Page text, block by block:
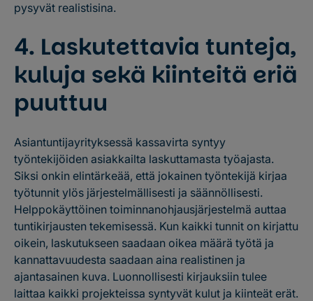
pysyvät realistisina.
4. Laskutettavia tunteja,
kuluja sekä kiinteitä eriä
puuttuu
Asiantuntijayrityksessä kassavirta syntyy
työntekijöiden asiakkailta laskuttamasta työajasta.
Siksi onkin elintärkeää, että jokainen työntekijä kirjaa
työtunnit ylös järjestelmällisesti ja säännöllisesti.
Helppokäyttöinen toiminnanohjausjärjestelmä auttaa
tuntikirjausten tekemisessä. Kun kaikki tunnit on kirjattu
oikein, laskutukseen saadaan oikea määrä työtä ja
kannattavuudesta saadaan aina realistinen ja
ajantasainen kuva. Luonnollisesti kirjauksiin tulee
laittaa kaikki projekteissa syntyvät kulut ja kiinteät erät.